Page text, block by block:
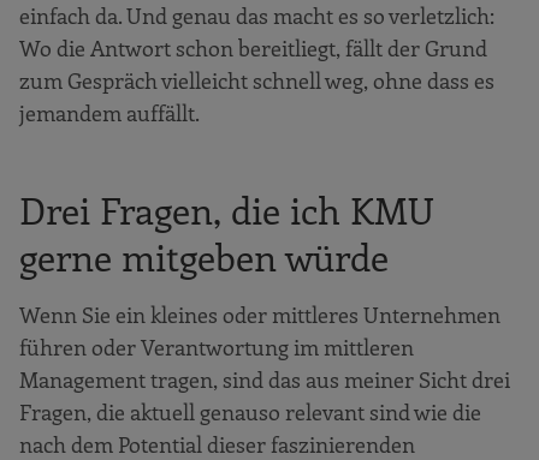
einfach da. Und genau das macht es so verletzlich:
Wo die Antwort schon bereitliegt, fällt der Grund
zum Gespräch vielleicht schnell weg, ohne dass es
jemandem auffällt.
Drei Fragen, die ich KMU
gerne mitgeben würde
Wenn Sie ein kleines oder mittleres Unternehmen
führen oder Verantwortung im mittleren
Management tragen, sind das aus meiner Sicht drei
Fragen, die aktuell genauso relevant sind wie die
nach dem Potential dieser faszinierenden